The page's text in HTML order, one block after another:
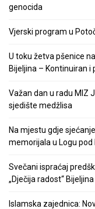
genocida
Vjerski program u
U toku žetva pšenice
Bijeljina – Kontinuiran i
Važan dan u radu MIZ
sjedište medžlisa
Na mjestu gdje
memorijala u Logu
Svečani ispraćaj
„Dječija radost“ Bijeljina
Islamska zajednica: